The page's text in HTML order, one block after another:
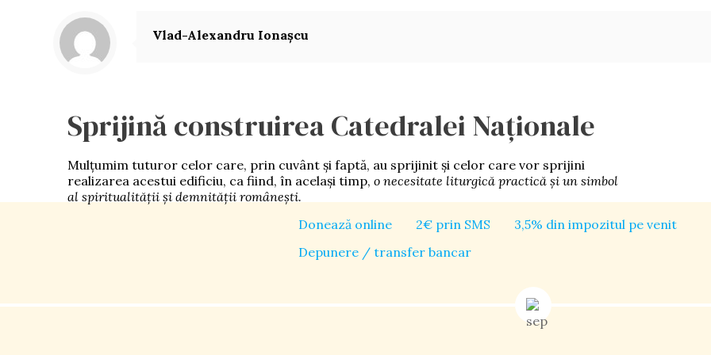
Vlad-Alexandru Ionașcu
Sprijină construirea Catedralei Naționale
Mulţumim tuturor celor care, prin cuvânt şi faptă, au sprijinit şi celor care vor sprijini
realizarea acestui edificiu, ca fiind, în acelaşi timp, o necesitate liturgică practică şi un simbol
al spiritualităţii şi demnității româneşti.
Donează online
2€ prin SMS
3,5% din impozitul pe venit
Depunere / transfer bancar